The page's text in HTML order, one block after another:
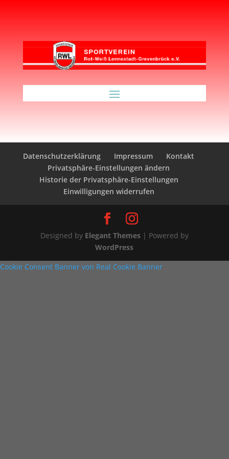
Datenschutzerklärung Impressum
Kontakt
Privatsphäre-Einstellungen ändern
Historie der Privatsphäre-Einstellungen
Einwilligungen widerrufen
Designed by Elegant Themes| Powered by
WordPress
Cookie Consent Banner von Real Cookie Banner